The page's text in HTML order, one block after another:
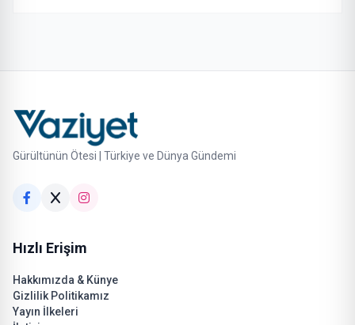
Gürültünün Ötesi | Türkiye ve Dünya Gündemi
Hızlı Erişim
Hakkımızda & Künye
Gizlilik Politikamız
Yayın İlkeleri